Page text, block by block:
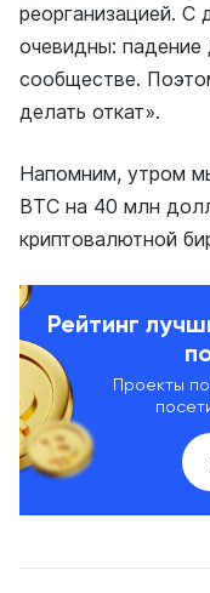
реорганизацией. С
очевидны: падение
сообществе.
делать откат».
Напомним, утром
BTC на 40 млн
криптовалютной
Рейтинг
Проекты